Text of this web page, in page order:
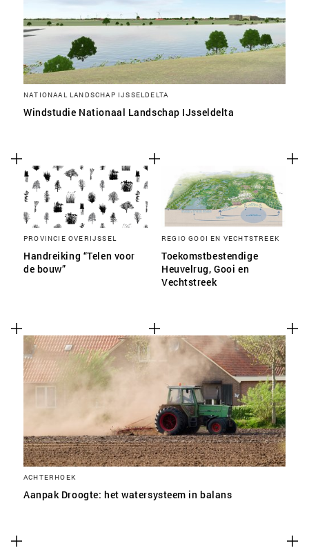
NATIONAAL LANDSCHAP IJSSELDELTA
Windstudie Nationaal Landschap IJsseldelta
PROVINCIE OVERIJSSEL
Handreiking “Telen voor
de bouw”
REGIO GOOI EN VECHTSTREEK
Toekomstbestendige
Heuvelrug, Gooi en
Vechtstreek
ACHTERHOEK
Aanpak Droogte: het watersysteem in balans